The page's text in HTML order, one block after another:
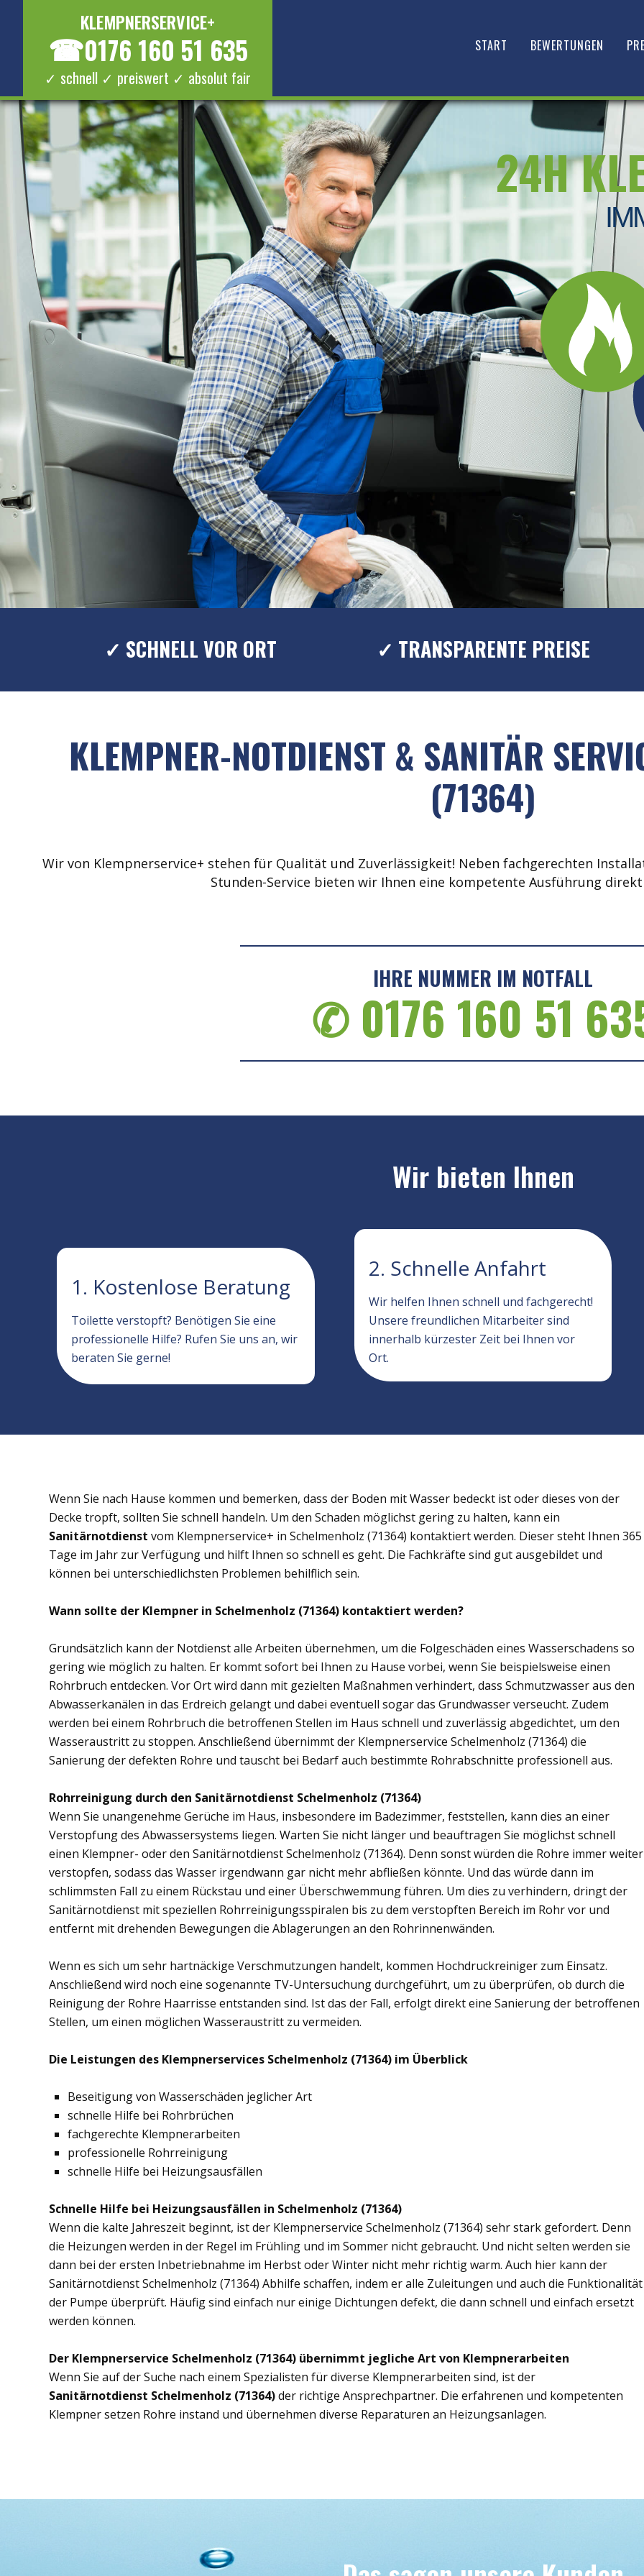
KLEMPNERSERVICE+
☎0176 160 51 635
✓ schnell ✓ preiswert ✓ absolut fair
START BEWERTUNGEN
24H
✓ SCHNELL VOR ORT ✓ TRANSPARENTE PREISE
KLEMPNER-NOTDIENST & SANITÄR
(71364)
Wir von Klempnerservice+ stehen für Qualität und Zuverlässigkeit! Neben fachgerechten
Stunden-Service bieten wir Ihnen eine kompetente Ausführung
IHRE NUMMER IM NOTFALL
✆ 0176 160 51
Wir bieten Ihnen
1. Kostenlose Beratung
Toilette verstopft? Benötigen Sie eine
professionelle Hilfe? Rufen Sie uns an, wir
beraten Sie gerne!
2. Schnelle Anfahrt
Wir helfen Ihnen schnell und fachgerecht!
Unsere freundlichen Mitarbeiter sind
innerhalb kürzester Zeit bei Ihnen vor
Ort.
Wenn Sie nach Hause kommen und bemerken, dass der Boden mit Wasser bedeckt ist oder dieses von der
Decke tropft, sollten Sie schnell handeln. Um den Schaden möglichst gering zu halten, kann ein
Sanitärnotdienst vom Klempnerservice+ in Schelmenholz (71364) kontaktiert werden. Dieser steht Ihnen 365
Tage im Jahr zur Verfügung und hilft Ihnen so schnell es geht. Die Fachkräfte sind gut ausgebildet und
können bei unterschiedlichsten Problemen behilflich sein.
Wann sollte der Klempner in Schelmenholz (71364) kontaktiert werden?
Grundsätzlich kann der Notdienst alle Arbeiten übernehmen, um die Folgeschäden eines Wasserschadens so
gering wie möglich zu halten. Er kommt sofort bei Ihnen zu Hause vorbei, wenn Sie beispielsweise einen
Rohrbruch entdecken. Vor Ort wird dann mit gezielten Maßnahmen verhindert, dass Schmutzwasser aus den
Abwasserkanälen in das Erdreich gelangt und dabei eventuell sogar das Grundwasser verseucht. Zudem
werden bei einem Rohrbruch die betroffenen Stellen im Haus schnell und zuverlässig abgedichtet, um den
Wasseraustritt zu stoppen. Anschließend übernimmt der Klempnerservice Schelmenholz (71364) die
Sanierung der defekten Rohre und tauscht bei Bedarf auch bestimmte Rohrabschnitte professionell aus.
Rohrreinigung durch den Sanitärnotdienst Schelmenholz (71364)
Wenn Sie unangenehme Gerüche im Haus, insbesondere im Badezimmer, feststellen, kann dies an einer
Verstopfung des Abwassersystems liegen. Warten Sie nicht länger und beauftragen Sie möglichst schnell
einen Klempner- oder den Sanitärnotdienst Schelmenholz (71364). Denn sonst würden die Rohre immer weiter
verstopfen, sodass das Wasser irgendwann gar nicht mehr abfließen könnte. Und das würde dann im
schlimmsten Fall zu einem Rückstau und einer Überschwemmung führen. Um dies zu verhindern, dringt der
Sanitärnotdienst mit speziellen Rohrreinigungsspiralen bis zu dem verstopften Bereich im Rohr vor und
entfernt mit drehenden Bewegungen die Ablagerungen an den Rohrinnenwänden.
Wenn es sich um sehr hartnäckige Verschmutzungen handelt, kommen Hochdruckreiniger zum Einsatz.
Anschließend wird noch eine sogenannte TV-Untersuchung durchgeführt, um zu überprüfen, ob durch die
Reinigung der Rohre Haarrisse entstanden sind. Ist das der Fall, erfolgt direkt eine Sanierung der betroffenen
Stellen, um einen möglichen Wasseraustritt zu vermeiden.
Die Leistungen des Klempnerservices Schelmenholz (71364) im Überblick
Beseitigung von Wasserschäden jeglicher Art
schnelle Hilfe bei Rohrbrüchen
fachgerechte Klempnerarbeiten
professionelle Rohrreinigung
schnelle Hilfe bei Heizungsausfällen
Schnelle Hilfe bei Heizungsausfällen in Schelmenholz (71364)
Wenn die kalte Jahreszeit beginnt, ist der Klempnerservice Schelmenholz (71364) sehr stark gefordert. Denn
die Heizungen werden in der Regel im Frühling und im Sommer nicht gebraucht. Und nicht selten werden sie
dann bei der ersten Inbetriebnahme im Herbst oder Winter nicht mehr richtig warm. Auch hier kann der
Sanitärnotdienst Schelmenholz (71364) Abhilfe schaffen, indem er alle Zuleitungen und auch die Funktionalität
der Pumpe überprüft. Häufig sind einfach nur einige Dichtungen defekt, die dann schnell und einfach ersetzt
werden können.
Der Klempnerservice Schelmenholz (71364) übernimmt jegliche Art von Klempnerarbeiten
Wenn Sie auf der Suche nach einem Spezialisten für diverse Klempnerarbeiten sind, ist der
Sanitärnotdienst Schelmenholz (71364)der richtige Ansprechpartner. Die erfahrenen und kompetenten
Klempner setzen Rohre instand und übernehmen diverse Reparaturen an Heizungsanlagen.